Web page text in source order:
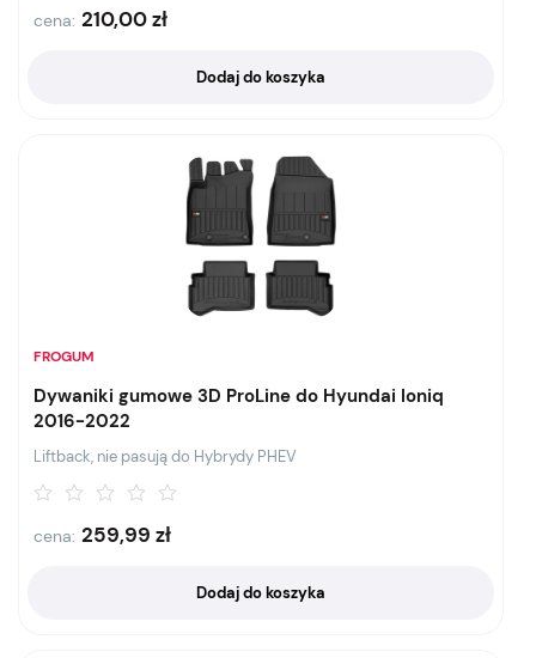
cena: 210,00zł
Dodaj do koszyka
FROGUM
Dywaniki gumowe 3D ProLine do Hyundai Ioniq
2016-2022
Liftback, nie pasują do Hybrydy PHEV
cena: 259,99 zł
Dodaj do koszyka